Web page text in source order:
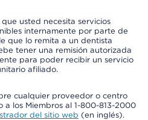
usted necesita servicios
internamente por parte de
que lo remita a un dentista
tener una remisión autorizada
para poder recibir un servicio
afiliado.
cualquier proveedor o centro
a los Miembros al 1-800-813-2000
del sitio web (en inglés).